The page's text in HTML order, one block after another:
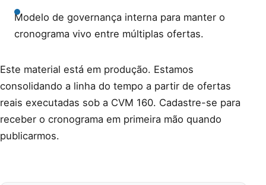
Modelo de governança interna para manter o
cronograma vivo entre múltiplas ofertas.
Este material está em produção. Estamos
consolidando a linha do tempo a partir de ofertas
reais executadas sob a CVM 160. Cadastre-se para
receber o cronograma em primeira mão quando
publicarmos.